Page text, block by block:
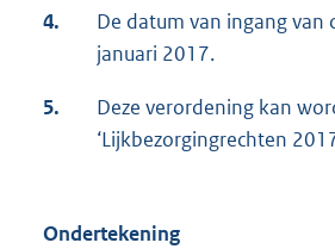
4.
De datum van ingang van
januari 2017.
5.
Deze verordening kan
‘Lijkbezorgingrechten
Ondertekening